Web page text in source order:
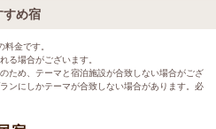
すめ宿
金です。
る場合がございます。
ため、テーマと宿泊施設が合致しない場合がござ
ンにしかテーマが合致しない場合があります。必